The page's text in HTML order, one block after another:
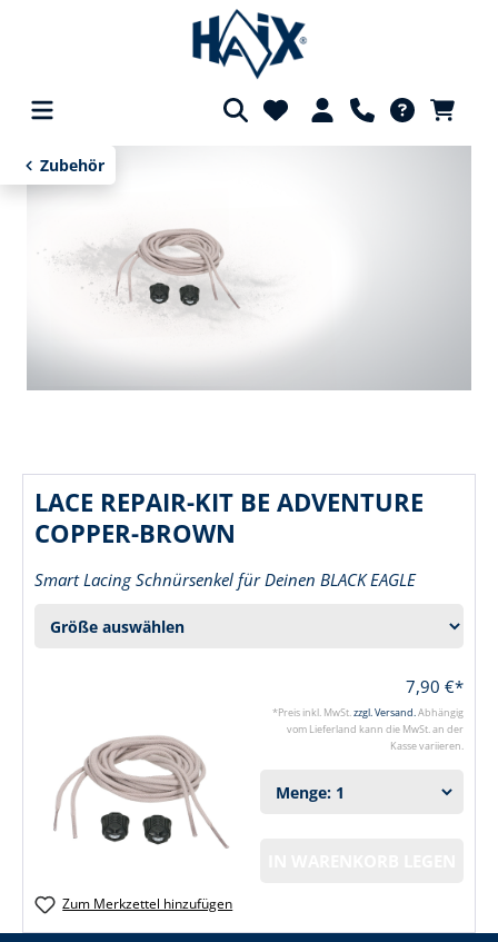
springen
Zubehör
LACE REPAIR-KIT BE ADVENTURE
COPPER-BROWN
Smart Lacing Schnürsenkel für Deinen BLACK EAGLE
7,90 €*
*Preis inkl. MwSt.zzgl. Versand.Abhängig
vom Lieferland kann die MwSt. an der
Kasse variieren.
Zum Merkzettel hinzufügen